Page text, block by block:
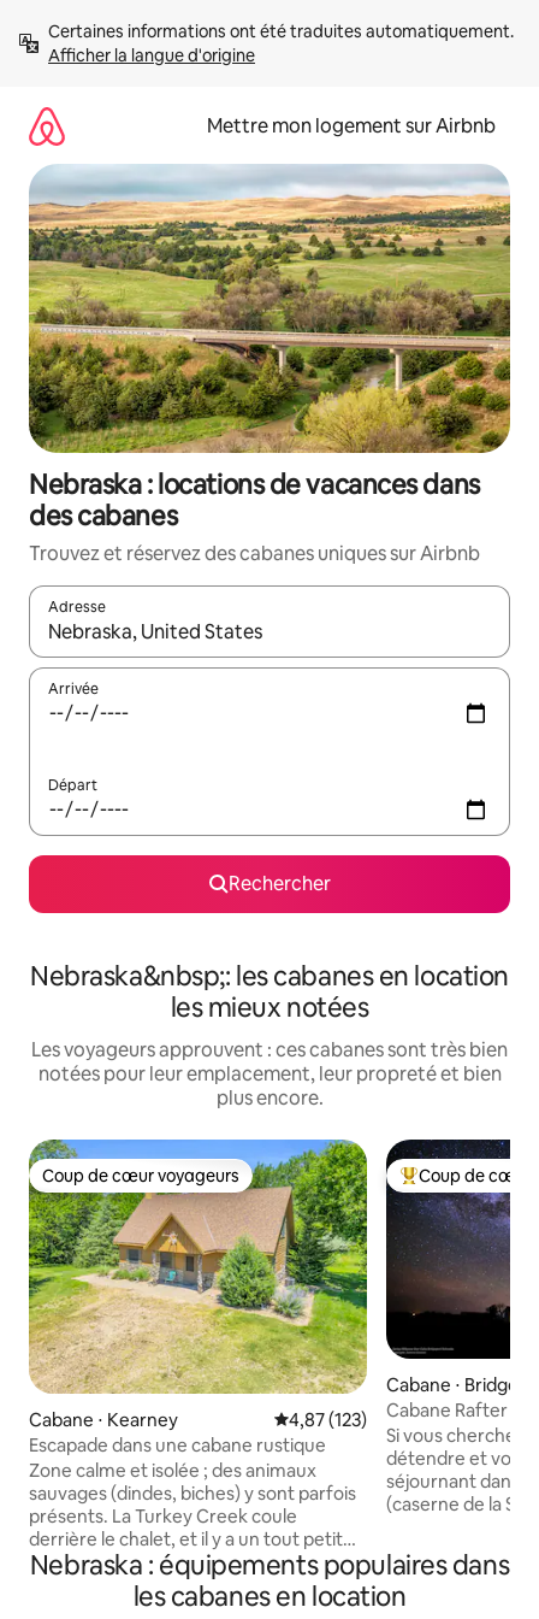
directement
Afficher la langue d'origine
Mettre mon logement sur Airbnb
Nebraska : locations de vacances dans
des cabanes
Trouvez et réservez des cabanes uniques sur Airbnb
Adresse
Lorsque les résultats s'affichent, utilisez les flèches vers le
Arrivée
Départ
Rechercher
Nebraska&nbsp;: les cabanes en location
les mieux notées
Les voyageurs approuvent : ces cabanes sont très bien
notées pour leur emplacement, leur propreté et bien
plus encore.
Coup de cœur voyageurs
Coup de cœur voyageurs
Cabane ⋅ Kearney Évaluation moyenne sur la
4,87 (123)
Escapade dans une cabane rustique
Zone calme et isolée ; des animaux
sauvages (dindes, biches) y sont parfois
présents. La Turkey Creek coule
derrière le chalet, et il y a un tout petit
étang devant le chalet dans lequel il est
possible de pêcher. Il y a un « fort » pour
enfants à l'ouest du chalet principal,
Coups de cœur
Coup de cœur
Cabane ⋅
Cabane Rafter
Si vous cherchez
détendre et vous
séjournant dans
(caserne de la
d'un logement
calme, paisible et
rivière North
Nebraska : équipements populaires dans
les cabanes en location